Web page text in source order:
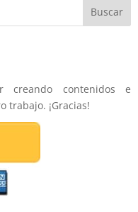
creando contenidos e
trabajo. ¡Gracias!